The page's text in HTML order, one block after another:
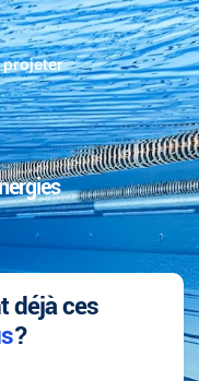
projeter
déjà ces
?